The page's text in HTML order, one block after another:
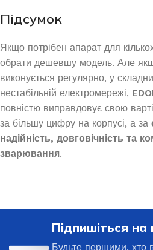
Підсумок
Якщо потрібен апарат для
обрати дешевшу модель. Але
виконується регулярно, у
нестабільній електромережі,
повністю виправдовує свою
за більшу цифру на корпусі, а за
надійність, довговічність та
зварювання.
Підпишіться
Будьте першими, хто